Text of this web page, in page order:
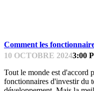
Comment les
10 OCTOBRE 20243:00
Tout le monde est d'accord
fonctionnaires d'investir du